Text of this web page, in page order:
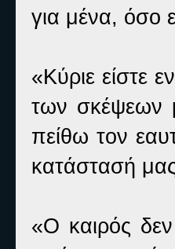
για μένα, όσο
«Κύριε είστε
των σκέψεων
πείθω τον
κατάστασή
«Ο καιρός